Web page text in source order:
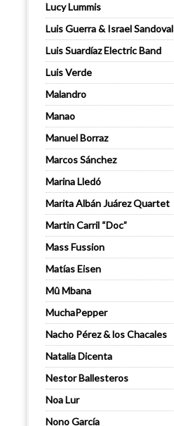
Lucy Lummis
Luis Guerra & Israel Sandoval
Luis Suardíaz Electric Band
Luis Verde
Malandro
Manao
Manuel Borraz
Marcos Sánchez
Marina Lledó
Marita Albán Juárez Quartet
Martin Carril “Doc”
Mass Fussion
Matías Eisen
Mû Mbana
MuchaPepper
Nacho Pérez & los Chacales
Natalia Dicenta
Nestor Ballesteros
Noa Lur
Nono García